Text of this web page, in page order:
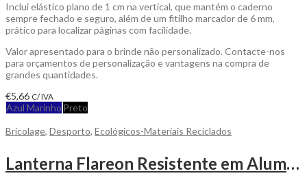
Inclui elástico plano de 1 cm na vertical, que mantém o caderno
sempre fechado e seguro, além de um fitilho marcador de 6 mm,
prático para localizar páginas com facilidade.
Valor apresentado para o brinde não personalizado. Contacte-nos
para orçamentos de personalização e vantagens na compra de
grandes quantidades.
€5,66 C/ IVA
Azul Marinho Preto
Bricolage, Desporto, Ecológicos-Materiais Reciclados
Lanterna Flareon Resistente em Alumínio Reciclado para Personalizar